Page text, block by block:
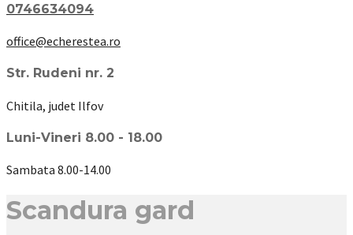
0746634094
office@echerestea.ro
Str. Rudeni nr. 2
Chitila, judet Ilfov
Luni-Vineri 8.00 - 18.00
Sambata 8.00-14.00
Scandura gard